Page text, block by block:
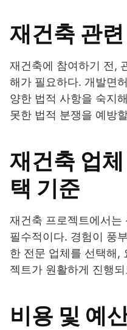
재건축 관
재건축에 참여하기 전,
해가 필요하다. 개발면
양한 법적 사항을 숙지
못한 법적 분쟁을 예방
재건축 업
택 기준
재건축 프로젝트에서는
필수적이다. 경험이 풍
한 전문 업체를 선택해,
젝트가 원활하게 진행
비용 및 예